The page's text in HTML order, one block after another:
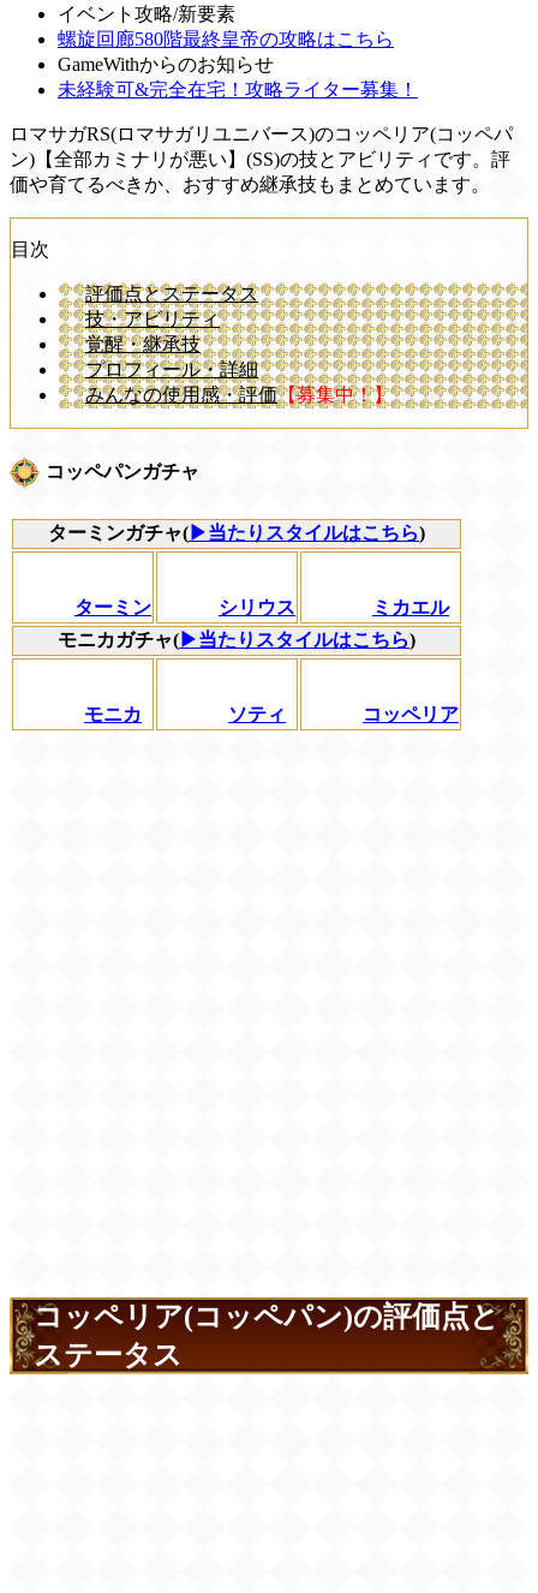
イベント攻略/新要素
螺旋回廊580階最終皇帝の攻略はこちら
GameWithからのお知らせ
未経験可&完全在宅！攻略ライター募集！
ロマサガRS(ロマサガリユニバース)のコッペリア(コッペパ
ン)【全部カミナリが悪い】(SS)の技とアビリティです。評
価や育てるべきか、おすすめ継承技もまとめています。
目次
評価点とステータス
技・アビリティ
覚醒・継承技
プロフィール・詳細
みんなの使用感・評価【募集中！】
コッペパンガチャ
ターミンガチャ( ▶当たりスタイルはこちら)
ターミン シリウス
ミカエル
モニカガチャ( ▶当たりスタイルはこちら)
モニカ ソティ コッペリア
コッペリア(コッペパン)の評価点と
ステータス